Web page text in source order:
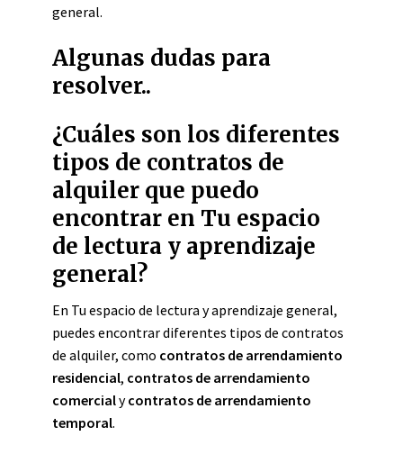
general.
Algunas dudas para
resolver..
¿Cuáles son los diferentes
tipos de contratos de
alquiler que puedo
encontrar en Tu espacio
de lectura y aprendizaje
general?
En Tu espacio de lectura y aprendizaje general,
puedes encontrar diferentes tipos de contratos
de alquiler, como contratos de arrendamiento
residencial, contratos de arrendamiento
comercialycontratos de arrendamiento
temporal.